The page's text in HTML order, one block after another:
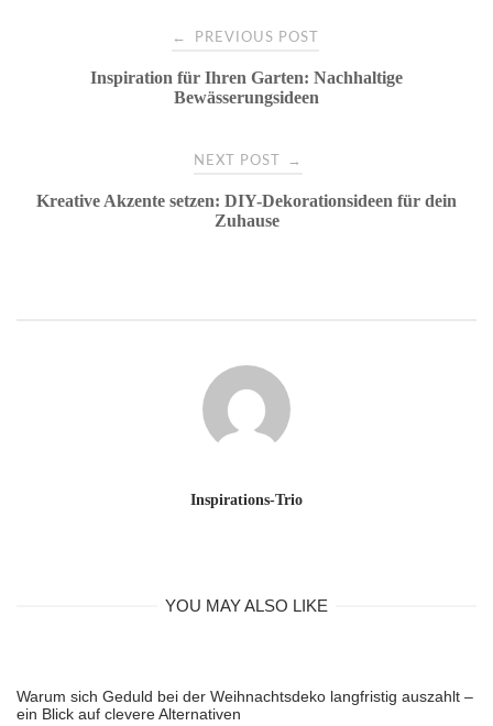
navigation
← PREVIOUS POST
Inspiration für Ihren Garten: Nachhaltige
Bewässerungsideen
NEXT POST →
Kreative Akzente setzen: DIY-Dekorationsideen für dein
Zuhause
Inspirations-Trio
YOU MAY ALSO LIKE
Warum sich Geduld bei der Weihnachtsdeko langfristig auszahlt –
ein Blick auf clevere Alternativen